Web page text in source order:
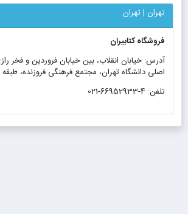
تهران | تهران
فروشگاه کتابیران
آدرس: خیابان انقلاب، بین خیابان فروردین و فخر
اصلی دانشگاه تهران، مجتمع فرهنگی فروزنده، طبقه
تلفن: 021-66952933-4